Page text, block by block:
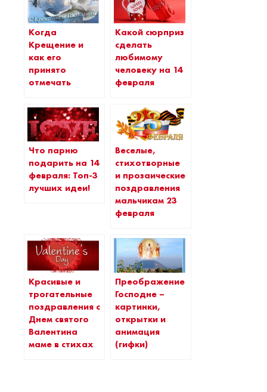
Когда
Крещение и
как его
принято
отмечать
Какой сюрприз
сделать
любимому
человеку на 14
февраля
Что парню
подарить на 14
февраля: Топ-3
лучших идеи!
Веселые,
стихотворные
и прозаические
поздравления
мальчикам 23
февраля
Красивые и
трогательные
поздравления с
Днем святого
Валентина
маме в стихах
Преображение
Господне –
картинки,
открытки и
анимация
(гифки)